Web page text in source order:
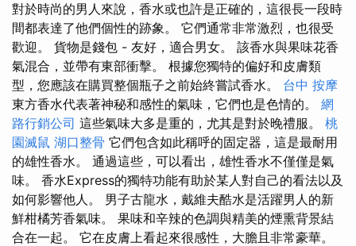
對於時尚的男人來說，香水或也許是正確的，這很長一段時
間都表達了他們個性的跡象。 它們通常非常激烈，也很受
歡迎。 貨物是錢包 - 友好，適合男女。 該香水與果味花香
氣混合，並帶有東部衝擊。 根據您獨特的偏好和皮膚類
型，您應該在購買整個瓶子之前始終嘗試香水。 台中 按摩
東方香水代表著神秘和感性的氣味，它們也是色情的。 網
路行銷公司 這些氣味大多是重的，尤其是對於晚禮服。 桃
園滅鼠 湖口整骨 它們包含如此稱呼的固定器，這是最耐用
的雄性香水。 通過這些，可以看出，雄性香水不僅僅是氣
味。 香水Express的獨特功能有助於某人對自己的看法以及
如何影響他人。 男子古龍水，戴維夫酷水是活躍男人的新
鮮柑橘芳香氣味。 果味和辛辣的色調與精美的煙熏背景結
合在一起。 它在皮膚上看起來很感性，大膽且非常豪華。